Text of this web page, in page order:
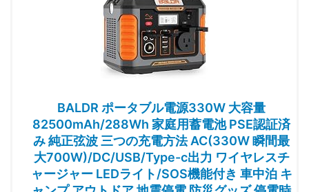
BALDR ポータブル電源330W 大容量
82500mAh/288Wh 家庭用蓄電池 PSE認証済
み 純正弦波 三つの充電方法 AC(330W 瞬間最
大700W)/DC/USB/Type-c出力 ワイヤレスチ
ャージャー LEDライト/SOS機能付き 車中泊 キ